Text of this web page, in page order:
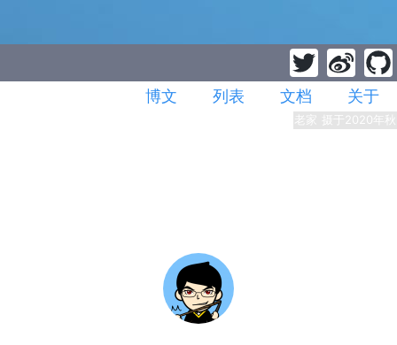
博文 列表 文档 关于
老家 摄于2020年秋